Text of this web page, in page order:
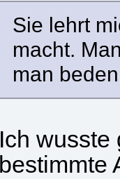
Sie lehrt
macht.
man
Ich wusste
bestimmte